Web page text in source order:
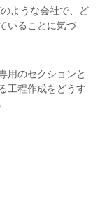
ような会社で、ど
いることに気づ
用のセクションと
工程作成をどうす